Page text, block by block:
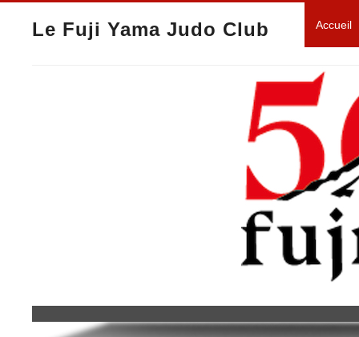
Le Fuji Yama Judo Club Accueil